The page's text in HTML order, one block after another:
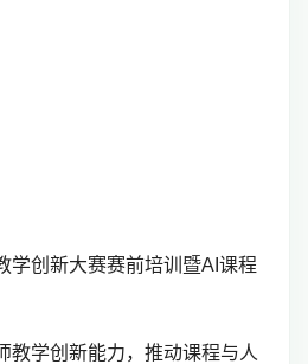
学创新大赛赛前培训暨AI课程
教学创新能力，推动课程与人